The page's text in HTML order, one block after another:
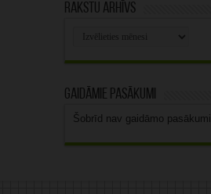
Rakstu arhīvs
Gaidāmie pasākumi
Šobrīd nav gaidāmo pasākumi.